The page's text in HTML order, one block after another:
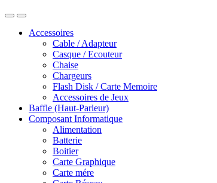
Accessoires
Cable / Adapteur
Casque / Ecouteur
Chaise
Chargeurs
Flash Disk / Carte Memoire
Accessoires de Jeux
Baffle (Haut-Parleur)
Composant Informatique
Alimentation
Batterie
Boitier
Carte Graphique
Carte mére